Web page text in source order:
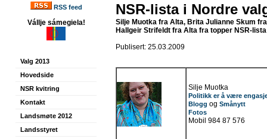
RSS feed
Vállje sámegiela!
Valg 2013
Hovedside
NSR kvitring
Kontakt
Landsmøte 2012
Landsstyret
NSR-lista i Nordre
Silje Muotka fra Alta, Brita Julianne Skum
Hallgeir Strifeldt fra Alta fra topper NSR-
Publisert: 25.03.2009
Silje Muotka
Politikk er å være
Blogg og Smånytt
Fotos
Mobil 984 87 576